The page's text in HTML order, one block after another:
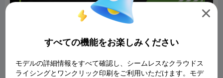
07:33


すべての機能をお楽しみください
モデルの詳細情報をすべて確認し、シームレスなクラウドス
ライシングとワンクリック印刷をご利用いただけます。モデ